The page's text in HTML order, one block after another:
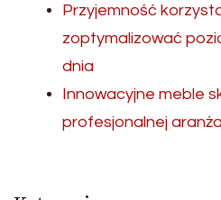
Przyjemność
zoptymalizować
dnia
Innowacyjne meble
profesjonalnej